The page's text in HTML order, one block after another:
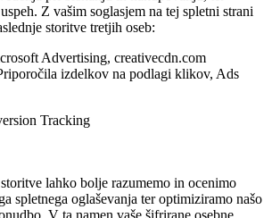
Z vašim soglasjem na tej spletni strani
storitve tretjih oseb:
Advertising, creativecdn.com
izdelkov na podlagi klikov, Ads
Tracking
lahko bolje razumemo in ocenimo
spletnega oglaševanja ter optimiziramo našo
V ta namen vaše šifrirane osebne